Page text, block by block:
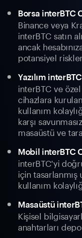
Borsa interBTC
Binance veya
interBTC satın
ancak
potansiyel
Yazılım
interBTC ve
cihazlara
kullanım
karşı
masaüstü ve
Mobil interBTC
interBTC'yi
için
kullanım
Masaüstü
Kişisel
anahtarları